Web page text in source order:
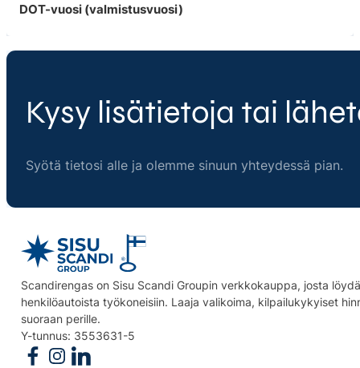
DOT-vuosi (valmistusvuosi)
Kysy lisätietoja tai
Syötä tietosi alle ja olemme sinuun yhteydessä pian.
Scandirengas on Sisu Scandi Groupin verkkokauppa, josta
henkilöautoista työkoneisiin. Laaja valikoima, kilpailukykyiset
suoraan perille.
Y-tunnus: 3553631-5
Follow us on Facebook
Follow us on Instagram
Follow us on Linkedin